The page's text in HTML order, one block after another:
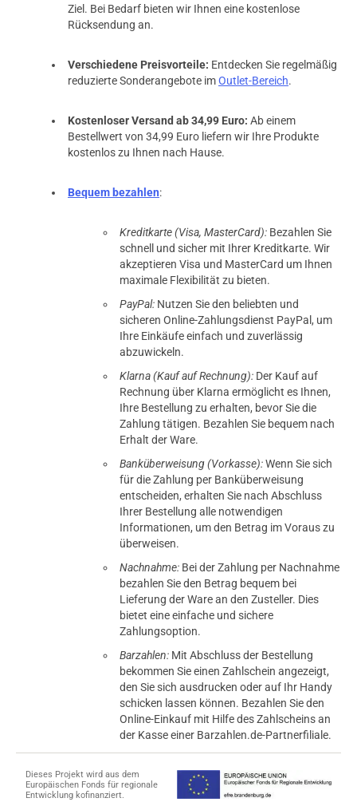
Ziel. Bei Bedarf bieten wir Ihnen eine kostenlose
Rücksendung an.
Verschiedene Preisvorteile: Entdecken Sie regelmäßig
reduzierte Sonderangebote imOutlet-Bereich.
Kostenloser Versand ab 34,99 Euro: Ab einem
Bestellwert von 34,99 Euro liefern wir Ihre Produkte
kostenlos zu Ihnen nach Hause.
Bequem bezahlen:
Kreditkarte (Visa, MasterCard): Bezahlen Sie
schnell und sicher mit Ihrer Kreditkarte. Wir
akzeptieren Visa und MasterCard um Ihnen
maximale Flexibilität zu bieten.
PayPal: Nutzen Sie den beliebten und
sicheren Online-Zahlungsdienst PayPal, um
Ihre Einkäufe einfach und zuverlässig
abzuwickeln.
Klarna (Kauf auf Rechnung): Der Kauf auf
Rechnung über Klarna ermöglicht es Ihnen,
Ihre Bestellung zu erhalten, bevor Sie die
Zahlung tätigen. Bezahlen Sie bequem nach
Erhalt der Ware.
Banküberweisung (Vorkasse):Wenn Sie sich
für die Zahlung per Banküberweisung
entscheiden, erhalten Sie nach Abschluss
Ihrer Bestellung alle notwendigen
Informationen, um den Betrag im Voraus zu
überweisen.
Nachnahme: Bei der Zahlung per Nachnahme
bezahlen Sie den Betrag bequem bei
Lieferung der Ware an den Zusteller. Dies
bietet eine einfache und sichere
Zahlungsoption.
Barzahlen: Mit Abschluss der Bestellung
bekommen Sie einen Zahlschein angezeigt,
den Sie sich ausdrucken oder auf Ihr Handy
schicken lassen können. Bezahlen Sie den
Online-Einkauf mit Hilfe des Zahlscheins an
der Kasse einer Barzahlen.de-Partnerfiliale.
Dieses Projekt wird aus dem
Europäischen Fonds für regionale
Entwicklung kofinanziert.